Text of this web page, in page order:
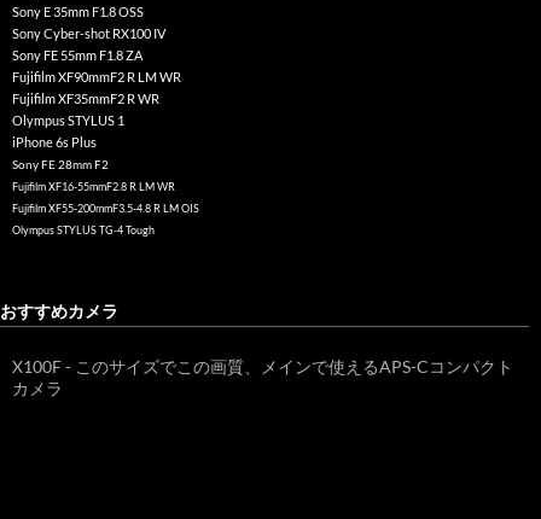
Sony E 35mm F1.8 OSS
Sony Cyber-shot RX100 IV
Sony FE 55mm F1.8 ZA
Fujifilm XF90mmF2 R LM WR
Fujifilm XF35mmF2 R WR
Olympus STYLUS 1
iPhone 6s Plus
Sony FE 28mm F2
Fujifilm XF16-55mmF2.8 R LM WR
Fujifilm XF55-200mmF3.5-4.8 R LM OIS
Olympus STYLUS TG-4 Tough
おすすめカメラ
X100F - このサイズでこの画質、メインで使えるAPS-Cコンパクト
カメラ